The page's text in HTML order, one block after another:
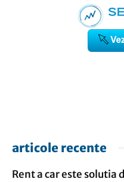
articole recente
Rent a car este